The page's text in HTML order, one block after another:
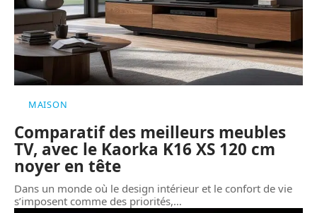
MAISON
Comparatif des meilleurs meubles
TV, avec le Kaorka K16 XS 120 cm
noyer en tête
Dans un monde où le design intérieur et le confort de vie
s’imposent comme des priorités,…